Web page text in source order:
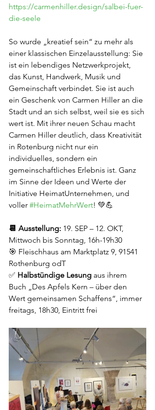
https://carmenhiller.design/salbei-fuer-
die-seele
So wurde „kreatief sein“ zu mehr als
einer klassischen Einzelausstellung: Sie
ist ein lebendiges Netzwerkprojekt,
das Kunst, Handwerk, Musik und
Gemeinschaft verbindet. Sie ist auch
ein Geschenk von Carmen Hiller an die
Stadt und an sich selbst, weil sie es sich
wert ist. Mit ihrer neuen Schau macht
Carmen Hiller deutlich, dass Kreativität
in Rotenburg nicht nur ein
individuelles, sondern ein
gemeinschaftliches Erlebnis ist. Ganz
im Sinne der Ideen und Werte der
Initiative HeimatUnternehmen, und
voller #HeimatMehrWert! 💚💪
📆 Ausstellung: 19. SEP – 12. OKT,
Mittwoch bis Sonntag, 16h-19h30
🎯 Fleischhaus am Marktplatz 9, 91541
Rothenburg odT
✅ Halbstündige Lesung aus ihrem
Buch „Des Apfels Kern – über den
Wert gemeinsamen Schaffens“, immer
freitags, 18h30, Eintritt frei